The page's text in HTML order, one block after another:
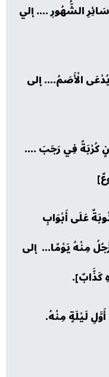
الشُّهُورِ .... إلي
الْأَصَمُ.... إلى
كُرْبَةً فِي رَجَبَ ....
عَلَى أَبْوَابِ
مِنْهُ يَوْمًا... إلى
كَذَّابٌ].
لَيْلَةٍ مِنْهُ.